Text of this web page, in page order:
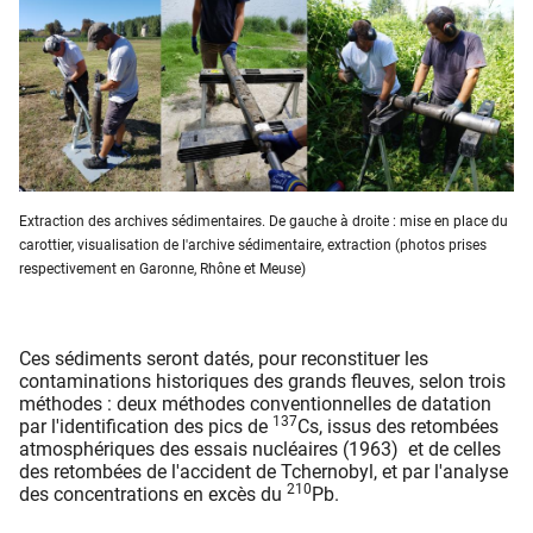
Extraction des archives sédimentaires. De gauche à droite : mise en place du
carottier, visualisation de l'archive sédimentaire, extraction (photos prises
respectivement en Garonne, Rhône et Meuse)
Ces sédiments seront datés, pour reconstituer les
contaminations historiques des grands fleuves, selon trois
méthodes : deux méthodes conventionnelles de datation
par l'identification des pics de 137Cs, issus des retombées
atmosphériques des essais nucléaires (1963) et de celles
des retombées de l'accident de Tchernobyl, et par l'analyse
des concentrations en excès du 210 Pb.